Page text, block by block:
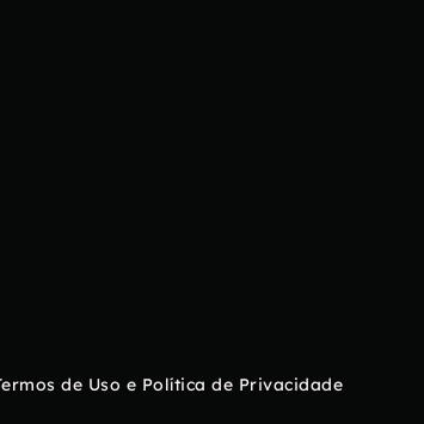
de Uso e Política de Privacidade